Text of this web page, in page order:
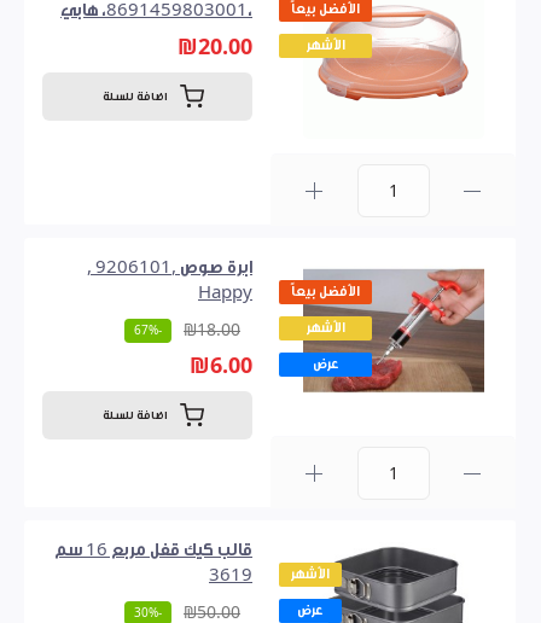
الأفضل بيعاً
الأشهر
،8691459803001، هابي
₪20.00
اضافة للسلة
الأفضل بيعاً
الأشهر
عرض
ابرة صوص ,9206101 ,
Happy
₪18.00
-67%
₪6.00
اضافة للسلة
الأشهر
عرض
قالب كيك قفل مربع 16 سم
3619
₪50.00
-30%